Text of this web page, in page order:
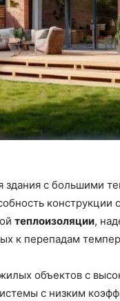
здания с большими
конструкции
теплоизоляции,
к перепадам
объектов с
с низким